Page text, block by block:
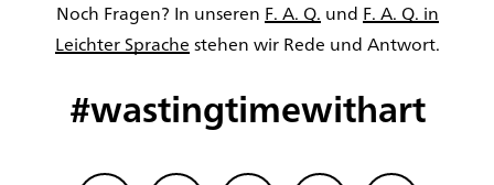
Noch Fragen? In unseren F. A. Q. und F. A. Q. in
Leichter Sprache stehen wir Rede und Antwort.
#wastingtimewithart